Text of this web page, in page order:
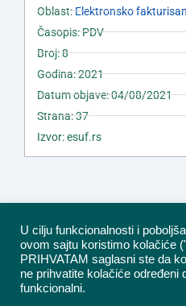
Oblast:Elektronsko
Časopis: PDV
Broj: 8
Godina: 2021
Datum objave: 04/08/2021
Strana: 37
Izvor: esuf.rs
U cilju funkcionalnosti i
ovom sajtu koristimo kolačiće
PRIHVATAM saglasni ste da
ne prihvatite kolačiće određeni
funkcionalni.